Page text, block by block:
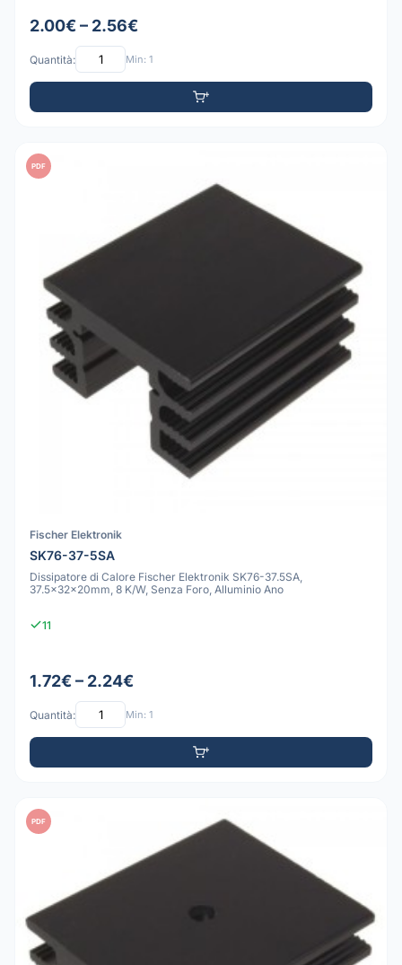
2.00€ – 2.56€
Quantità: Min: 1
PDF
Fischer Elektronik
SK76-37-5SA
Dissipatore di Calore Fischer Elektronik SK76-37.5SA,
37.5x32x20mm, 8 K/W, Senza Foro, Alluminio Ano
11
1.72€ – 2.24€
Quantità: Min: 1
PDF